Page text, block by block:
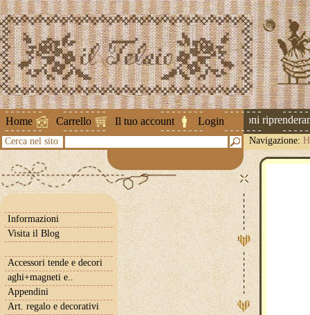
Home Carrello Il tuo account Login
Attenzione ! Le spedizioni
Cerca nel sito Navigazione:
Informazioni
Visita il Blog
Accessori tende e decori
aghi+magneti e..
Appendini
Art. regalo e decorativi